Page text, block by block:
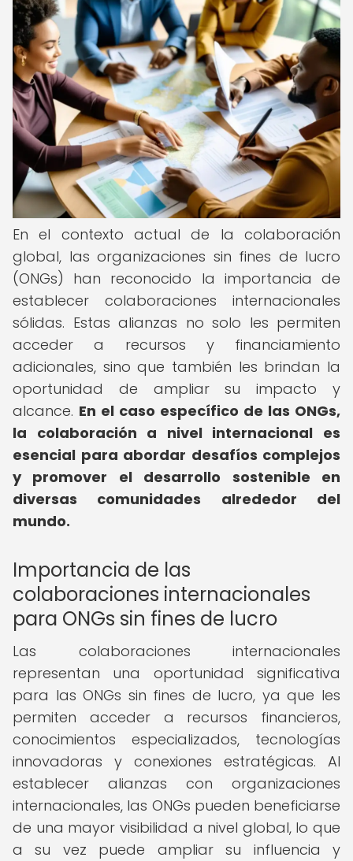
En el contexto actual de la colaboración
global, las organizaciones sin fines de lucro
(ONGs) han reconocido la importancia de
establecer colaboraciones internacionales
sólidas. Estas alianzas no solo les permiten
acceder a recursos y financiamiento
adicionales, sino que también les brindan la
oportunidad de ampliar su impacto y
alcance. En el caso específico de las ONGs,
la colaboración a nivel internacional es
esencial para abordar desafíos complejos
y promover el desarrollo sostenible en
diversas comunidades alrededor del
mundo.
Importancia de las
colaboraciones internacionales
para ONGs sin fines de lucro
Las colaboraciones internacionales
representan una oportunidad significativa
para las ONGs sin fines de lucro, ya que les
permiten acceder a recursos financieros,
conocimientos especializados, tecnologías
innovadoras y conexiones estratégicas. Al
establecer alianzas con organizaciones
internacionales, las ONGs pueden beneficiarse
de una mayor visibilidad a nivel global, lo que
a su vez puede ampliar su influencia y